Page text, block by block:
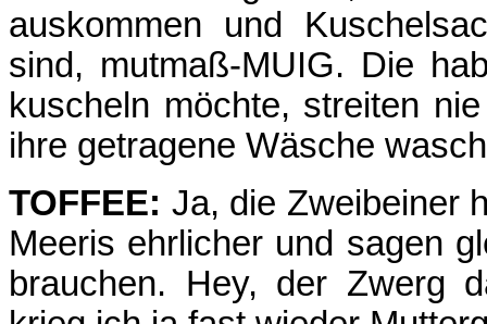
auskommen und
sind, mutmaß-MUIG. Die
kuscheln möchte, streiten
ihre getragene Wäsche
TOFFEE: Ja, die Zweibeiner
Meeris ehrlicher und sagen
brauchen. Hey, der Zwerg